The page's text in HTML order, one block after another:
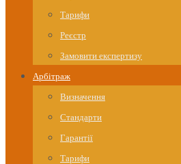
Тарифи
Реєстр
Замовити експертизу
Арбітраж
Визначення
Стандарти
Гарантії
Тарифи